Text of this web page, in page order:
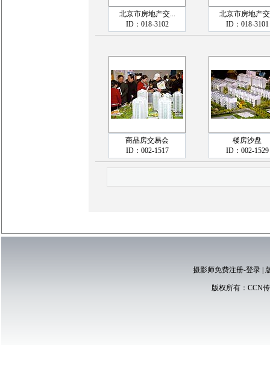
北京市房地产交...
ID：018-3102
北京市房地产
ID：018-3101
商品房交易会
ID：002-1517
楼房沙盘
ID：002-1529
摄影师免费注册-登录|
版权所有： CCN